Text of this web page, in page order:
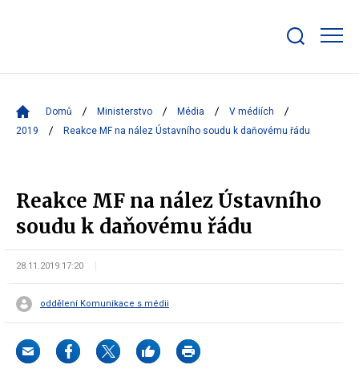
bar
Domů Ministerstvo Média
V médiích
2019
Reakce MF na nález Ústavního soudu k daňovému řádu
Reakce MF na nález Ústavního
soudu k daňovému řádu
28.11.2019 17:20
oddělení Komunikace s médii